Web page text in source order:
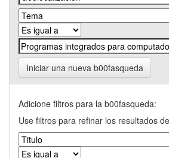
Iniciar una nueva b00fasqueda
Adicione filtros para la b00fasqueda:
Use filtros para refinar los resultados